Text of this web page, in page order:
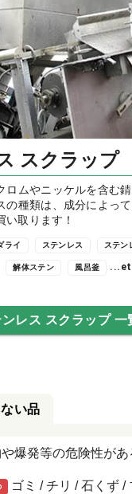
スクラップ
ロムやニッケルを含む
の種類は、成分によっ
い取ります！
ライ ステンレス ステン
解体ステン 風呂釜
ンレス スクラップ 一
い品
爆発等の危険性が
ゴミ / チリ / 石くず